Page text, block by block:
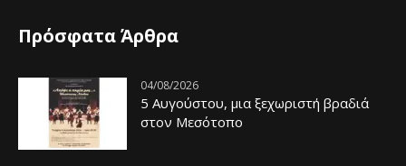
Πρόσφατα Άρθρα
04/08/2026
5 Αυγούστου, μια ξεχωριστή βραδιά
στον Μεσότοπο